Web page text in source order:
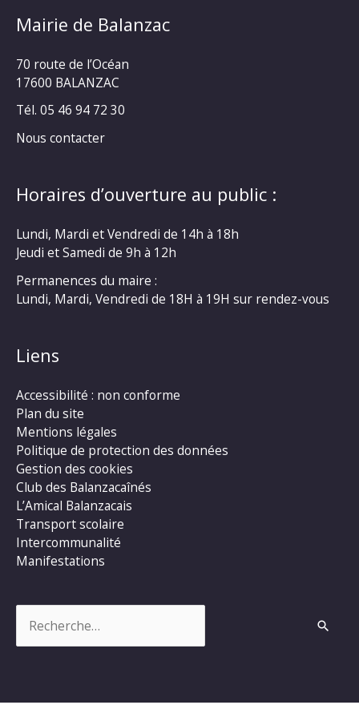
Mairie de Balanzac
70 route de l’Océan
17600 BALANZAC
Tél. 05 46 94 72 30
Nous contacter
Horaires d’ouverture au public :
Lundi, Mardi et Vendredi de 14h à 18h
Jeudi et Samedi de 9h à 12h
Permanences du maire :
Lundi, Mardi, Vendredi de 18H à 19H sur rendez-vous
Liens
Accessibilité : non conforme
Plan du site
Mentions légales
Politique de protection des données
Gestion des cookies
Club des Balanzacaînés
L’Amical Balanzacais
Transport scolaire
Intercommunalité
Manifestations